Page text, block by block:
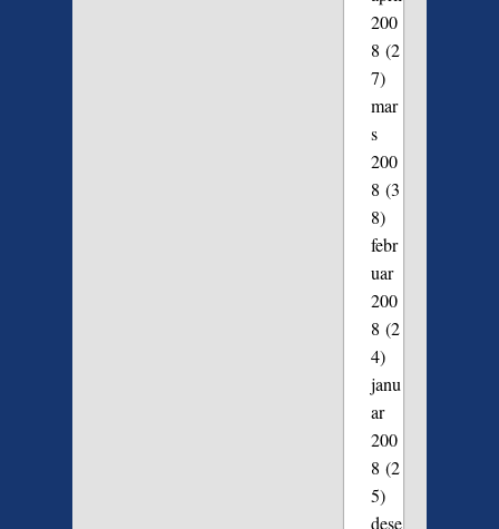
200
8 (2
7)
mar
s
200
8 (3
8)
febr
uar
200
8 (2
4)
janu
ar
200
8 (2
5)
dese